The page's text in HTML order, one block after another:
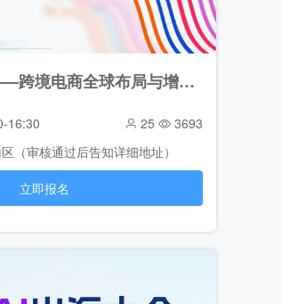
破局·多元生长——跨境电商全球布局与增长闭门私享会（2026-08-13）
16:30 25
3693
（审核通过后告知详细地址）
立即报名